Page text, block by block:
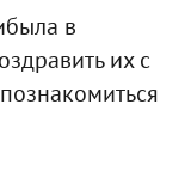
в
их с